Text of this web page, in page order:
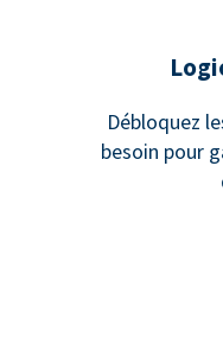
Débloquez
besoin pour